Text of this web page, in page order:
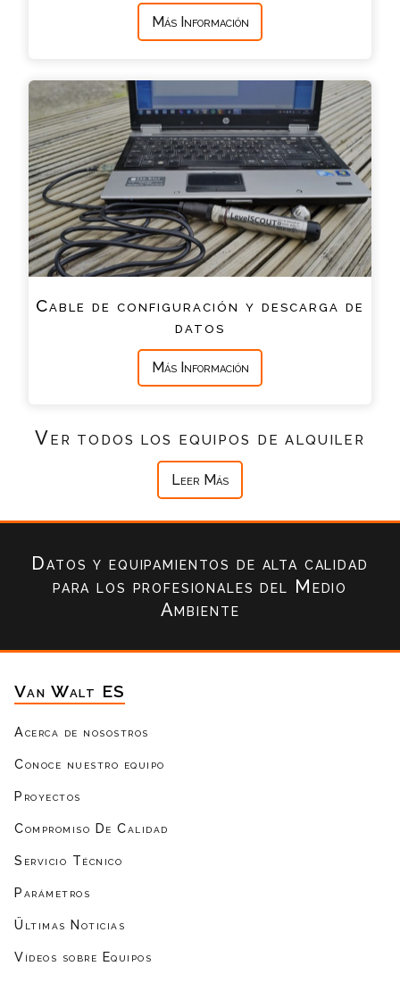
Más Información
Cable de configuración y descarga de
datos
Más Información
Ver todos los equipos de alquiler
Leer Más
Datos y equipamientos de alta calidad
para los profesionales del Medio
Ambiente
Van Walt ES
Acerca de nosostros
Conoce nuestro equipo
Proyectos
Compromiso De Calidad
Servicio Técnico
Parámetros
Ültimas Noticias
Vídeos sobre Equipos